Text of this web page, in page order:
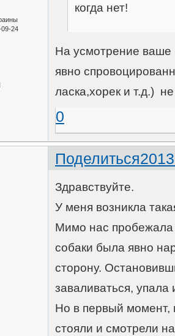
09-24
когда нет!
На усмотрение ваше
явно
ласка,хорек и т.д.)
0
Поделиться
Здравствуйте.
У меня возникла
Мимо нас пробежала
собаки была явно
сторону.
заваливаться,
Но в первый момент,
стояли и смотрели